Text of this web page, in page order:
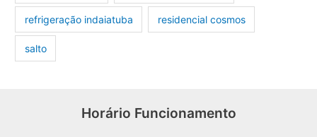
refrigeração indaiatuba residencial cosmos
salto
Horário Funcionamento